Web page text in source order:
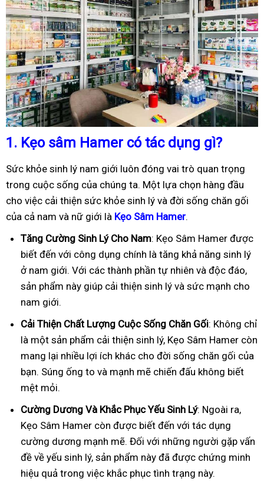
1. Kẹo sâm Hamer có tác dụng gì?
Sức khỏe sinh lý nam giới luôn đóng vai trò quan trọng
trong cuộc sống của chúng ta. Một lựa chọn hàng đầu
cho việc cải thiện sức khỏe sinh lý và đời sống chăn gối
của cả nam và nữ giới là Kẹo Sâm Hamer.
Tăng Cường Sinh Lý Cho Nam: Kẹo Sâm Hamer được
biết đến với công dụng chính là tăng khả năng sinh lý
ở nam giới. Với các thành phần tự nhiên và độc đáo,
sản phẩm này giúp cải thiện sinh lý và sức mạnh cho
nam giới.
Cải Thiện Chất Lượng Cuộc Sống Chăn Gối: Không chỉ
là một sản phẩm cải thiện sinh lý, Kẹo Sâm Hamer còn
mang lại nhiều lợi ích khác cho đời sống chăn gối của
bạn. Súng ống to và mạnh mẽ chiến đấu không biết
mệt mỏi.
Cường Dương Và Khắc Phục Yếu Sinh Lý: Ngoài ra,
Kẹo Sâm Hamer còn được biết đến với tác dụng
cường dương mạnh mẽ. Đối với những người gặp vấn
đề về yếu sinh lý, sản phẩm này đã được chứng minh
hiệu quả trong việc khắc phục tình trạng này.